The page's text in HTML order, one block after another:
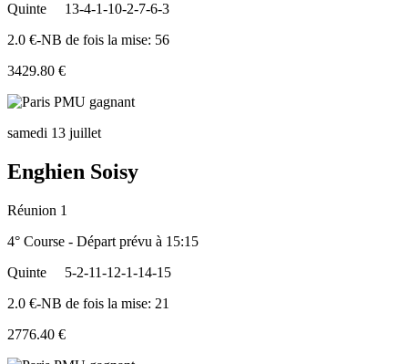
Quinte
13-4-1-10-2-7-6-3
2.0 €-NB de fois la mise: 56
3429.80 €
samedi 13 juillet
Enghien Soisy
Réunion 1
4° Course - Départ prévu à 15:15
Quinte
5-2-11-12-1-14-15
2.0 €-NB de fois la mise: 21
2776.40 €